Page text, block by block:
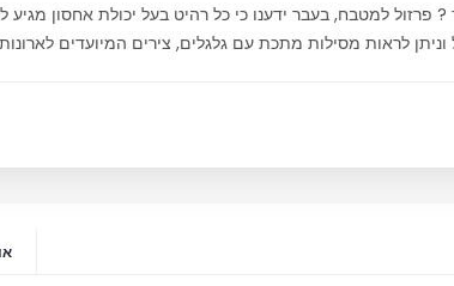
פרזול למטבח, בעבר ידענו כי כל רהיט בעל יכולת אחסון מגיע
לראות מסילות מתכת עם גלגלים, צירים המיועדים